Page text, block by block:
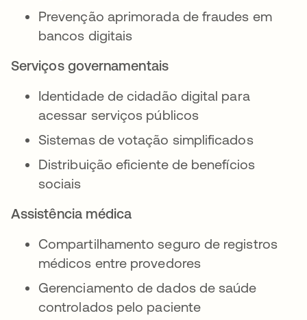
Prevenção aprimorada de fraudes em
bancos digitais
Serviços governamentais
Identidade de cidadão digital para
acessar serviços públicos
Sistemas de votação simplificados
Distribuição eficiente de benefícios
sociais
Assistência médica
Compartilhamento seguro de registros
médicos entre provedores
Gerenciamento de dados de saúde
controlados pelo paciente